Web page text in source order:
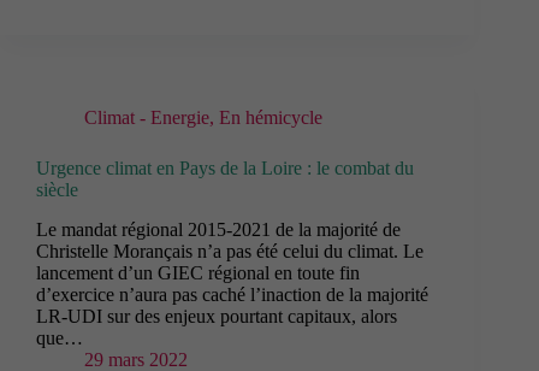
Climat - Energie, En hémicycle
Urgence climat en Pays de la Loire : le combat du
siècle
Le mandat régional 2015-2021 de la majorité de
Christelle Morançais n’a pas été celui du climat. Le
lancement d’un GIEC régional en toute fin
d’exercice n’aura pas caché l’inaction de la majorité
LR-UDI sur des enjeux pourtant capitaux, alors
que…
29 mars 2022